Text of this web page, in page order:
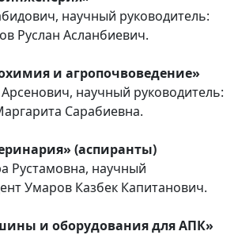
научный руководитель:
Руслан Асланбиевич.
и агропочвоведение»
научный руководитель:
Сарабиевна.
(аспиранты)
Рустамовна, научный
Умаров Казбек Капитанович.
и оборудования для АПК»